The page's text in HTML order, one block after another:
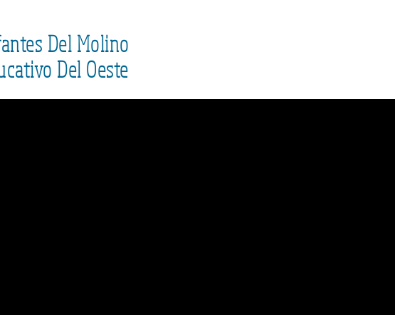
Del Molino
Del Oeste